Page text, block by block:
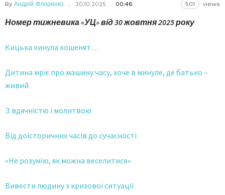
By Андрій Флоренко 30.10.2025 00:46 501 views
Номер тижневика «УЦ» від30 жовтня 2025 року
Кицька кинула кошенят…
Дитина мріє про машину часу, хоче в минуле, де батько –
живий
З вдячністю і молитвою
Від доісторичних часів до сучасності
«Не розумію, як можна веселитися»
Вивести людину з кризової ситуації